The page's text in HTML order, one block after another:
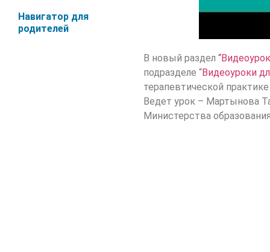
Навигатор для
родителей
В новый раздел
подразделе “Видеоуроки
терапевтической
Ведет урок – Мартынова
Министерства